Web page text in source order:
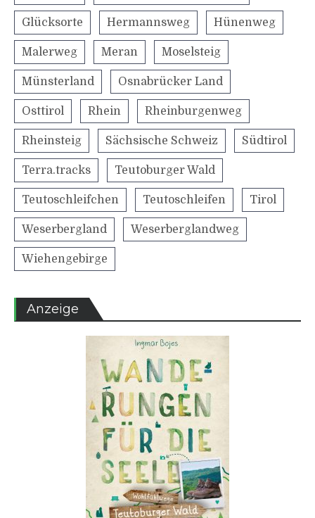
Glücksorte Hermannsweg Hünenweg
Malerweg Meran Moselsteig
Münsterland Osnabrücker Land
Osttirol Rhein Rheinburgenweg
Rheinsteig Sächsische Schweiz Südtirol
Terra.tracks Teutoburger Wald
Teutoschleifchen Teutoschleifen Tirol
Weserbergland Weserberglandweg
Wiehengebirge
Anzeige